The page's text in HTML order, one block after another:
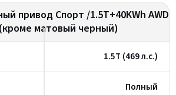
привод Спорт /1.5T+40KWh AWD
матовый черный)
1.5T (469 л.с.)
Полный